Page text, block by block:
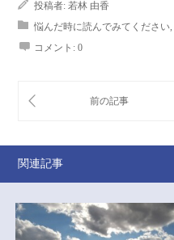
投稿者: 若林 由香
悩んだ時に読んでみてください
コメント: 0
関連記事